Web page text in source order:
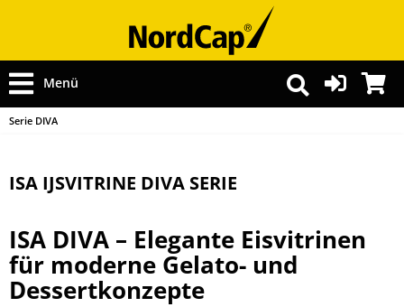
Menü
Serie DIVA
ISA IJSVITRINE DIVA SERIE
ISA DIVA – Elegante Eisvitrinen
für moderne Gelato- und
Dessertkonzepte